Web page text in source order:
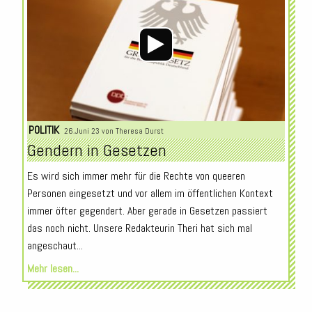
POLITIK 26.Juni 23 von Theresa Durst
Gendern in Gesetzen
Es wird sich immer mehr für die Rechte von queeren
Personen eingesetzt und vor allem im öffentlichen Kontext
immer öfter gegendert. Aber gerade in Gesetzen passiert
das noch nicht. Unsere Redakteurin Theri hat sich mal
angeschaut...
Mehr lesen...